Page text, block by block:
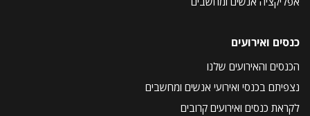
כנסים ואירועים
הכנסים והאירועים שלנו
נצפיתם בכנסי ואירועי אנשים ומחשבים
לקראת כנסים ואירועים קרובים